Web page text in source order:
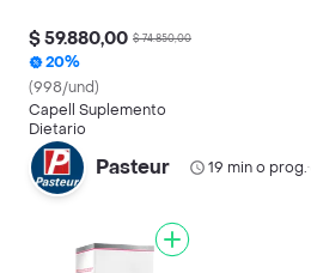
$ 59.880,00 $ 74.850,00
20%
(998/und)
Capell Suplemento
Dietario
Pasteur 19 min o prog.•